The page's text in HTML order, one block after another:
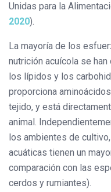
Unidas para la
2020).
La mayoría de los
nutrición acuícola se
los lípidos y los
proporciona
tejido, y está
animal.
los ambientes de
acuáticas tienen un
comparación con las
cerdos y rumiantes).